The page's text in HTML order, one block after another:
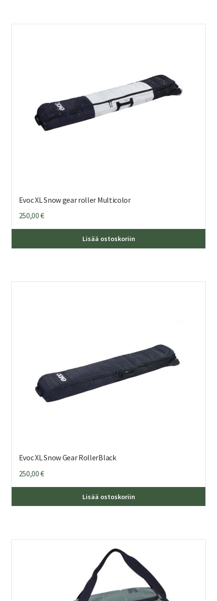
Evoc XL Snow gear roller Multicolor
250,00€
Lisää ostoskoriin
Evoc XL Snow Gear RollerBlack
250,00€
Lisää ostoskoriin